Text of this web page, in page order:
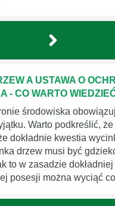
A USTAWA O
- CO WARTO
środowiska
Warto podkreślić,
dokładnie kwestia
drzew musi być
to w zasadzie
posesji można wyciąć